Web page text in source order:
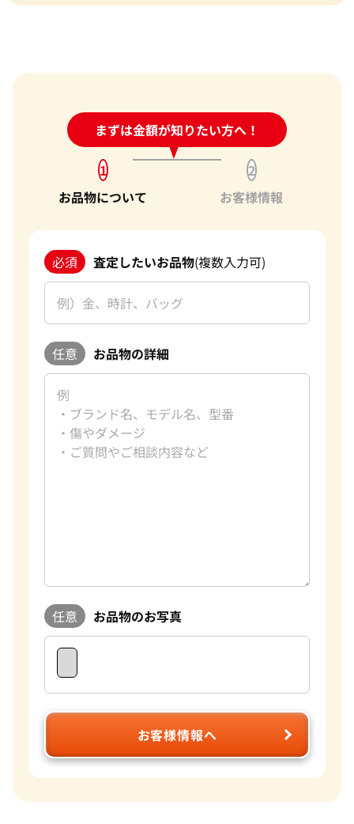
まずは金額が知りたい方へ！
24時間受付中!問い合わせフォーム
1
お品物について
2
お客様情報
必須 査定したいお品物(複数入力可)
任意 お品物の詳細
任意 お品物のお写真
お客様情報へ